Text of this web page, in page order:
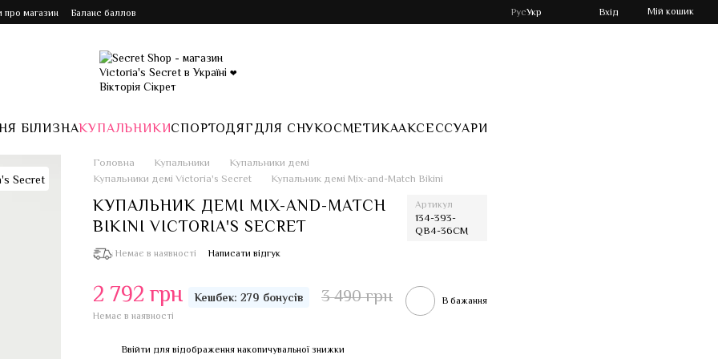
про магазин Баланс баллов РусУкр Вхід Мій кошик
БІЛИЗНАКУПАЛЬНИКИСПОРТОДЯГДЛЯ СНУКОСМЕТИКААКСЕССУАРИ
Головна Купальники
Купальники демі
Купальники демі Victoria's Secret
Купальник демі Mix-and-Match Bikini
КУПАЛЬНИК ДЕМІ MIX-AND-MATCH
BIKINI VICTORIA'S SECRET
Артикул
134-393-
QB4-36CM
Немає в наявності Написати відгук
2 792 грн Кешбек: 279 бонусів 3 490 грн
Немає в наявності
В бажання
Ввійти для відображення накопичувальної знижки